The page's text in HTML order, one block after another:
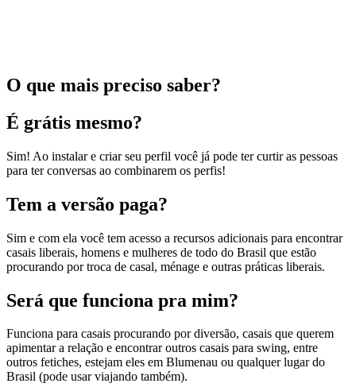
O que mais preciso saber?
É grátis mesmo?
Sim! Ao instalar e criar seu perfil você já pode ter curtir as pessoas
para ter conversas ao combinarem os perfis!
Tem a versão paga?
Sim e com ela você tem acesso a recursos adicionais para encontrar
casais liberais, homens e mulheres de todo do Brasil que estão
procurando por troca de casal, ménage e outras práticas liberais.
Será que funciona pra mim?
Funciona para casais procurando por diversão, casais que querem
apimentar a relação e encontrar outros casais para swing, entre
outros fetiches, estejam eles em Blumenau ou qualquer lugar do
Brasil (pode usar viajando também).